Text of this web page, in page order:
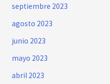
septiembre 2023
agosto 2023
junio 2023
mayo 2023
abril 2023